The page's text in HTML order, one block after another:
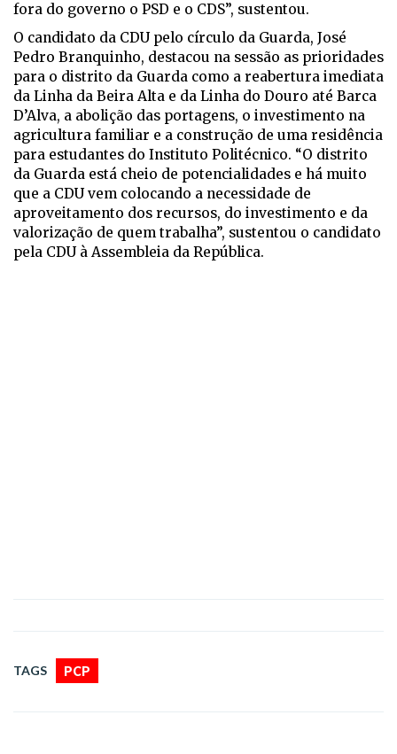
fora do governo o PSD e o CDS”, sustentou.
O candidato da CDU pelo círculo da Guarda, José
Pedro Branquinho, destacou na sessão as prioridades
para o distrito da Guarda como a reabertura imediata
da Linha da Beira Alta e da Linha do Douro até Barca
D’Alva, a abolição das portagens, o investimento na
agricultura familiar e a construção de uma residência
para estudantes do Instituto Politécnico. “O distrito
da Guarda está cheio de potencialidades e há muito
que a CDU vem colocando a necessidade de
aproveitamento dos recursos, do investimento e da
valorização de quem trabalha”, sustentou o candidato
pela CDU à Assembleia da República.
TAGS PCP